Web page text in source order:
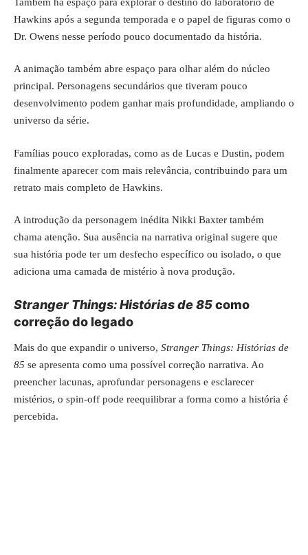
Hawkins após a segunda temporada e o papel de figuras como o
Dr. Owens nesse período pouco documentado da história.
A animação também abre espaço para olhar além do núcleo
principal. Personagens secundários que tiveram pouco
desenvolvimento podem ganhar mais profundidade, ampliando o
universo da série.
Famílias pouco exploradas, como as de Lucas e Dustin, podem
finalmente aparecer com mais relevância, contribuindo para um
retrato mais completo de Hawkins.
A introdução da personagem inédita Nikki Baxter também
chama atenção. Sua ausência na narrativa original sugere que
sua história pode ter um desfecho específico ou isolado, o que
adiciona uma camada de mistério à nova produção.
Stranger Things: Histórias de 85como
correção do legado
Mais do que expandir o universo, Stranger Things: Histórias de
85 se apresenta como uma possível correção narrativa. Ao
preencher lacunas, aprofundar personagens e esclarecer
mistérios, o spin-off pode reequilibrar a forma como a história é
percebida.